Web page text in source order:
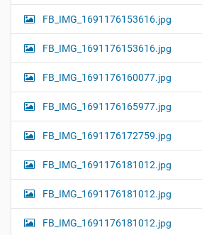
FB_IMG_1691176153616.jpg
FB_IMG_1691176153616.jpg
FB_IMG_1691176160077.jpg
FB_IMG_1691176165977.jpg
FB_IMG_1691176172759.jpg
FB_IMG_1691176181012.jpg
FB_IMG_1691176181012.jpg
FB_IMG_1691176181012.jpg